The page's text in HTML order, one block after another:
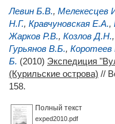
Левин Б.В., Мелекесцев
Н.Г., Кравчуновская Е.А.,
Жарков Р.В., Козлов Д.Н.,
Гурьянов В.Б., Коротеев
Б. (2010) Экспедиция
(Курильские острова) //
158.
Полный текст
exped2010.pdf